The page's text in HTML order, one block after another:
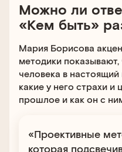
Можно ли
«Кем быть»
Мария Борисова
методики
человека в
какие у него страхи и
прошлое и как он с
«Проективные
которая